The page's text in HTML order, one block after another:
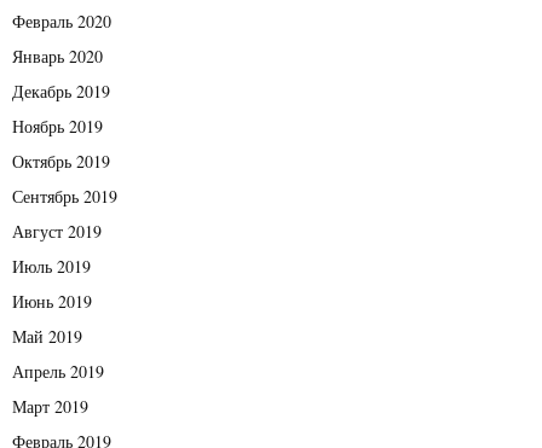
Февраль 2020
Январь 2020
Декабрь 2019
Ноябрь 2019
Октябрь 2019
Сентябрь 2019
Август 2019
Июль 2019
Июнь 2019
Май 2019
Апрель 2019
Март 2019
Февраль 2019